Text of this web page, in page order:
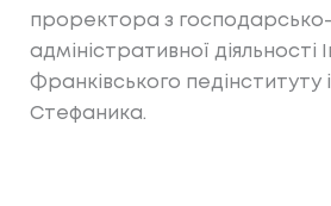
проректора з господарсько-
адміністративної діяльності
Франківського педінституту
Стефаника.